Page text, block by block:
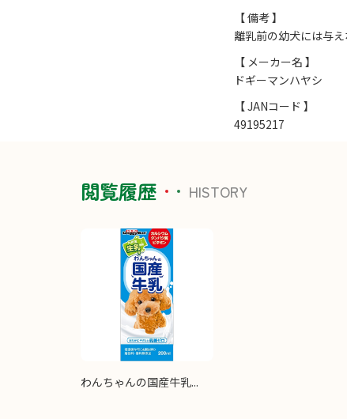
【 備考 】
離乳前の幼犬には与え
【 メーカー名 】
ドギーマンハヤシ
【 JANコード 】
49195217
閲覧履歴 HISTORY
わんちゃんの国産牛乳...